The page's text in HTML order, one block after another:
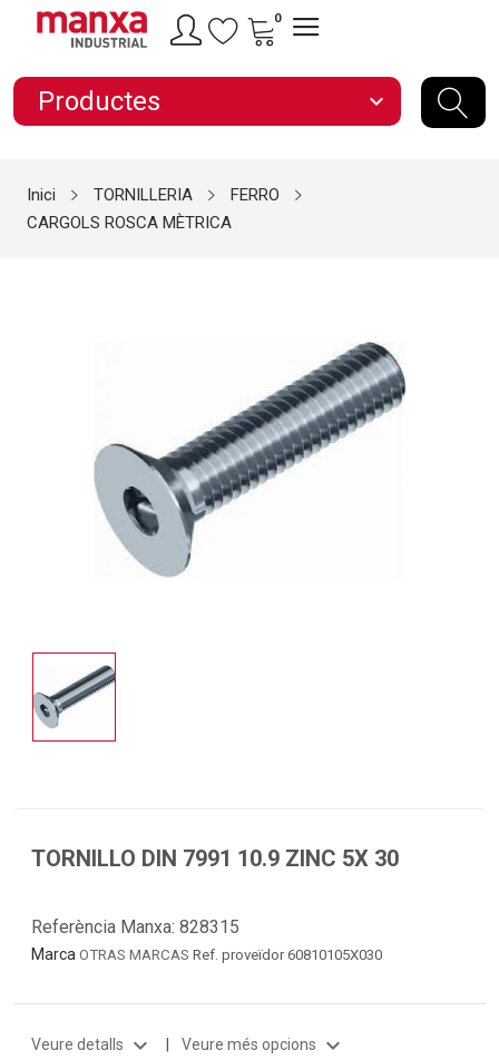
0
Productes expand_more
Inici TORNILLERIA
FERRO
CARGOLS ROSCA MÈTRICA
TORNILLO DIN 7991 10.9 ZINC 5X 30
Referència Manxa: 828315
Marca OTRAS MARCAS Ref. proveïdor 60810105X030
Veure detalls expand_more | Veure més opcions expand_more